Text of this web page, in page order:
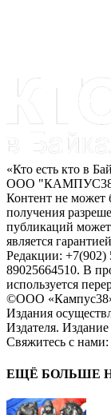
«Кто есть кто в
ООО "КАМПУС38"
Контент не может
получения
публикаций
является
Редакции: +7(902)
89025664510. В
используется
©ООО «Кампус38»
Издания
Издателя.
Свяжитесь с нами:
ЕЩЁ БОЛЬШЕ